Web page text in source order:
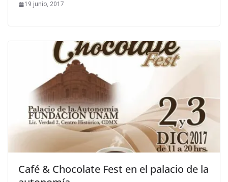
19 junio, 2017
Café & Chocolate Fest en el palacio de la